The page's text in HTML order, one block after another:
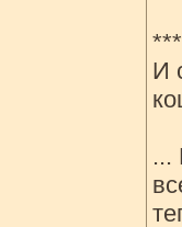
***
И
...